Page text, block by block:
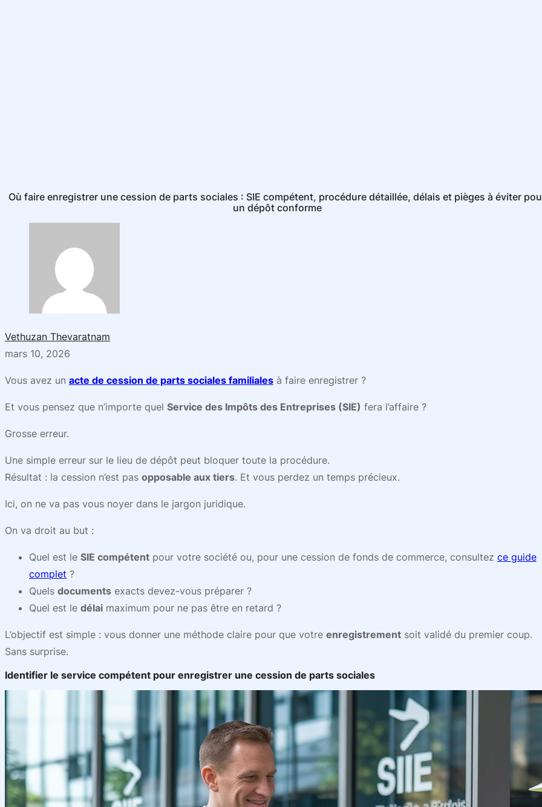
Où faire enregistrer une cession de parts sociales : SIE compétent, procédure détaillée, délais et pièges à éviter
un dépôt conforme
Vethuzan Thevaratnam
mars 10, 2026
Vous avez un acte de cession de parts sociales familiales à faire enregistrer ?
Et vous pensez que n’importe quel Service des Impôts des Entreprises (SIE) fera l’affaire ?
Grosse erreur.
Une simple erreur sur le lieu de dépôt peut bloquer toute la procédure.
Résultat : la cession n’est pas opposable aux tiers. Et vous perdez un temps précieux.
Ici, on ne va pas vous noyer dans le jargon juridique.
On va droit au but :
Quel est le SIE compétent pour votre société ou, pour une cession de fonds de commerce, consultez ce guide
complet ?
Quels documents exacts devez-vous préparer ?
Quel est le délai maximum pour ne pas être en retard ?
L’objectif est simple : vous donner une méthode claire pour que votre enregistrement soit validé du premier coup.
Sans surprise.
Identifier le service compétent pour enregistrer une cession de parts sociales